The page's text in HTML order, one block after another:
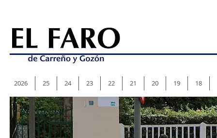
2026 25 24 23 22 21 20 19 18